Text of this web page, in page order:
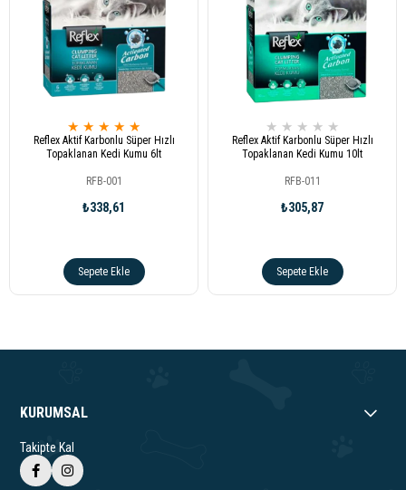
★ ★ ★ ★ ★
Reflex Aktif Karbonlu Süper Hızlı
Topaklanan Kedi Kumu 6lt
RFB-001
₺338,61
Sepete Ekle
★ ★ ★ ★ ★
Reflex Aktif Karbonlu Süper Hızlı
Topaklanan Kedi Kumu 10lt
RFB-011
₺305,87
Sepete Ekle
KURUMSAL
Takipte Kal